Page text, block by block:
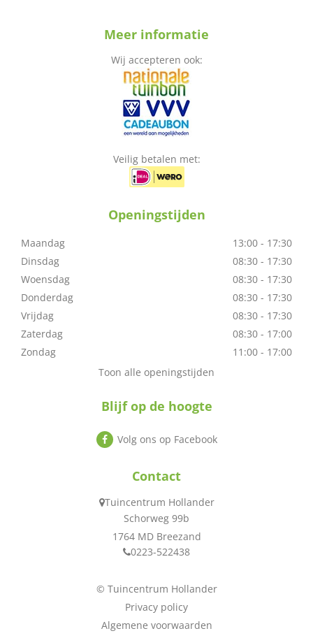
Meer informatie
Wij accepteren ook:
Veilig betalen met:
Openingstijden
Maandag
13:00 - 17:30
Dinsdag
08:30 - 17:30
Woensdag
08:30 - 17:30
Donderdag
08:30 - 17:30
Vrijdag
08:30 - 17:30
Zaterdag
08:30 - 17:00
Zondag
11:00 - 17:00
Toon alle openingstijden
Blijf op de hoogte
Volg ons op Facebook
Contact
Tuincentrum Hollander
Schorweg 99b
1764 MD Breezand
0223-522438
© Tuincentrum Hollander
Privacy policy
Algemene voorwaarden